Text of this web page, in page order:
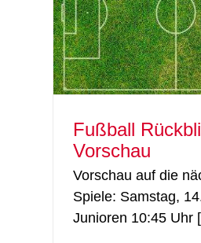
Fußball
Vorschau
Vorschau auf die
Spiele: Samstag,
Junioren 10:45 Uhr